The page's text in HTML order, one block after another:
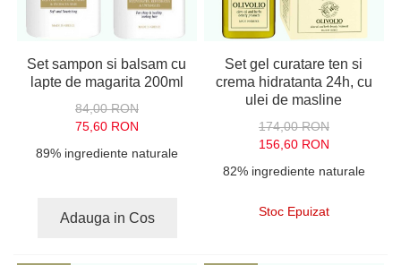
Set sampon si balsam cu
lapte de magarita 200ml
84,00 RON
75,60 RON
89% ingrediente naturale
Adauga in Cos
Set gel curatare ten si
crema hidratanta 24h, cu
ulei de masline
174,00 RON
156,60 RON
82% ingrediente naturale
Stoc Epuizat